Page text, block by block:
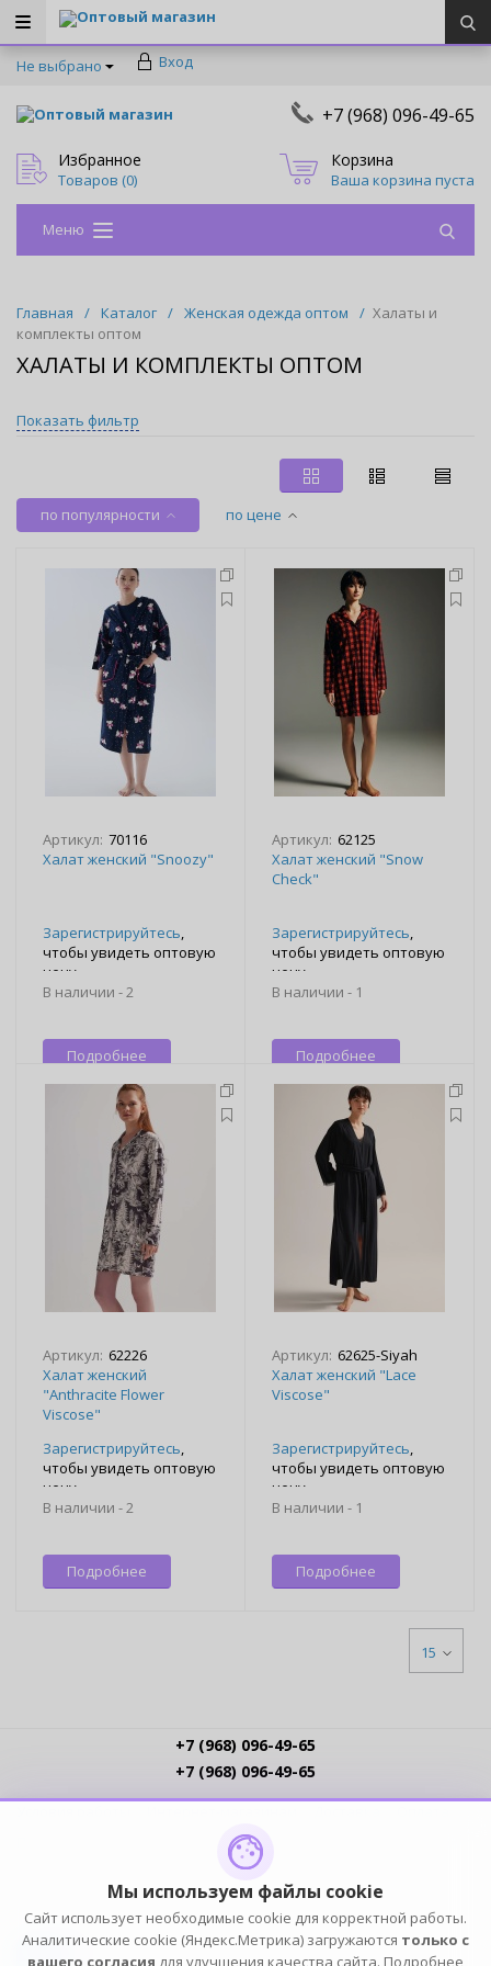
Оптовый магазин
Не выбрано Вход
Оптовый магазин +7 (968) 096-49-65
Избранное
Товаров (0)
Корзина
Ваша корзина пуста
Меню
Главная / Каталог / Женская одежда оптом / Халаты и
комплекты оптом
ХАЛАТЫ И КОМПЛЕКТЫ ОПТОМ
Показать фильтр
по популярности по цене
Артикул: 70116
Халат женский "Snoozy"
Зарегистрируйтесь,
чтобы увидеть оптовую
цену
В наличии -2
Подробнее
Артикул: 62125
Халат женский "Snow
Check"
Зарегистрируйтесь,
чтобы увидеть оптовую
цену
В наличии - 1
Подробнее
Артикул: 62226
Халат женский
"Anthracite Flower
Viscose"
Зарегистрируйтесь,
чтобы увидеть оптовую
цену
В наличии -2
Подробнее
Артикул: 62625-Siyah
Халат женский "Lace
Viscose"
Зарегистрируйтесь,
чтобы увидеть оптовую
цену
В наличии - 1
Подробнее
15
+7 (968) 096-49-65
+7 (968) 096-49-65
Политика обработки ПДн
Публичная оферта
ПОДПИСЫВАЙСЯ
Мы используем файлы cookie
Сайт использует необходимые cookie для корректной работы.
Аналитические cookie (Яндекс.Метрика) загружаются только с
вашего согласия для улучшения качества сайта. Подробнее